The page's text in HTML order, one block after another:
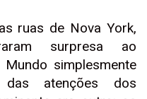
ruas de Nova York,
surpresa ao
simplesmente
atenções dos